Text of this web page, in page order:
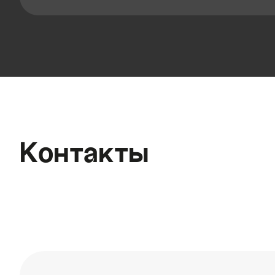
Контакты